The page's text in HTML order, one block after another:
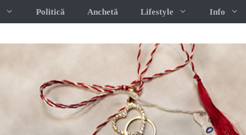
Politică Anchetă Lifestyle Info